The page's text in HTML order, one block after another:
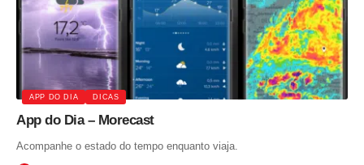
APP DO DIA DICAS
App do Dia – Morecast
Acompanhe o estado do tempo enquanto viaja.